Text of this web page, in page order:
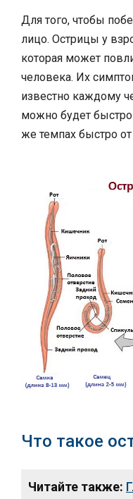
Для того, чтобы
лицо. Острицы у
которая может
человека. Их
известно каждому
можно будет быстро
же темпах быстро от
Что такое
Читайте также: